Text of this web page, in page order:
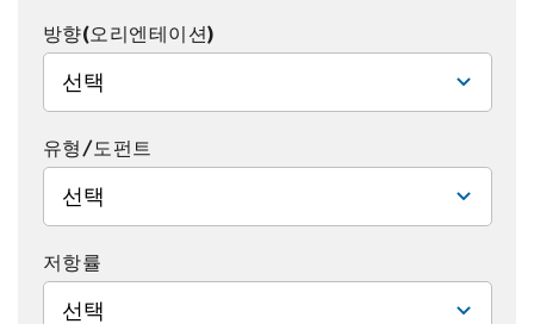
방향(오리엔테이션)
선택
유형/도펀트
선택
저항률
선택